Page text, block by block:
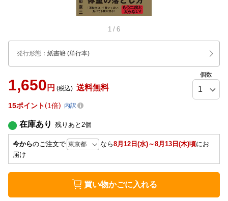
1 / 6
発行形態 ： 紙書籍 (単行本)
1,650 円 (税込) 送料無料
個数
15ポイント 1倍 内訳
在庫あり 残りあと 2個
今からのご注文で なら8月12日(水)～8月13日(木)頃にお
届け
買い物かごに入れる